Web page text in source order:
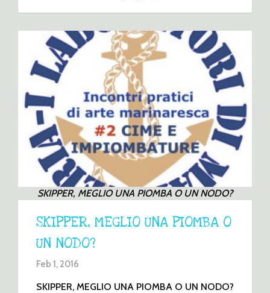
SKIPPER, MEGLIO UNA PIOMBA O UN NODO?
SKIPPER, MEGLIO UNA PIOMBA O
UN NODO?
Feb 1, 2016
SKIPPER, MEGLIO UNA PIOMBA O UN NODO?